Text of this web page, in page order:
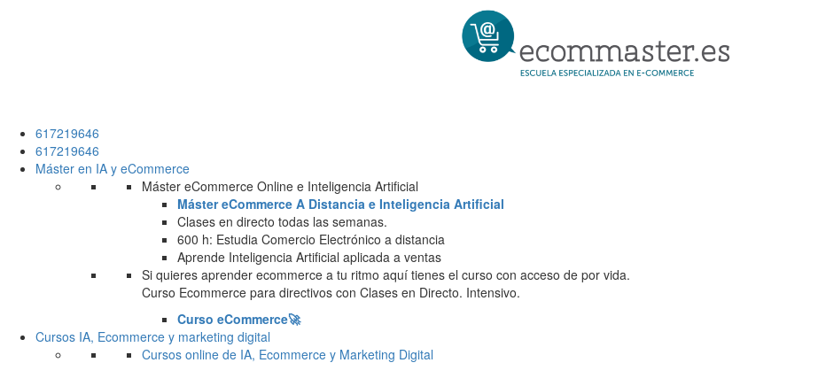
617219646
617219646
Máster en IA y eCommerce
Máster eCommerce Online e Inteligencia Artificial
Máster eCommerce A Distancia e Inteligencia Artificial
Clases en directo todas las semanas.
600 h: Estudia Comercio Electrónico a distancia
Aprende Inteligencia Artificial aplicada a ventas
Si quieres aprender ecommerce a tu ritmo aquí tienes el curso con acceso de por vida.
Curso Ecommerce para directivos con Clases en Directo. Intensivo.
Curso eCommerce🚀
Cursos IA, Ecommerce y marketing digital
Cursos online de IA, Ecommerce y Marketing Digital